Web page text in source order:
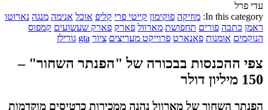
עדי פרל
In this category: מוזיקה פוקימון קייטי פרי קליפ אוכל אנימה מנגה נארוטו
ראמן כתבה פורים תחפושת מארוול פארק פארק שעשועים קמפוס
הנוקמים אומנות פאנארט פרוייקט מעריצים ציור gta גורילז
צפי ההכנסות בבכורה של "הפנתר השחור" –
150 מיליון דולר
הפנתר השחור של מארוול נהנה ממכירות כרטיסים מוקדמות